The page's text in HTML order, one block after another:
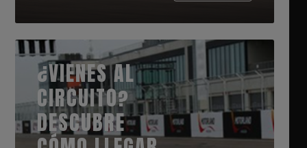
¿VIENES AL
CIRCUITO?
DESCUBRE